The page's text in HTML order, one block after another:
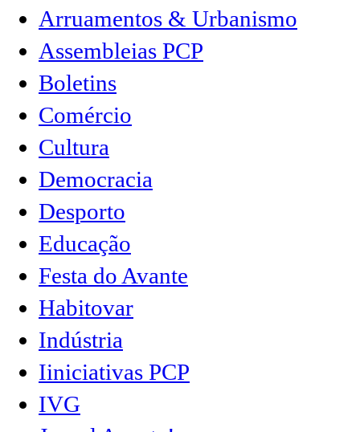
Arruamentos & Urbanismo
Assembleias PCP
Boletins
Comércio
Cultura
Democracia
Desporto
Educação
Festa do Avante
Habitovar
Indústria
Iiniciativas PCP
IVG